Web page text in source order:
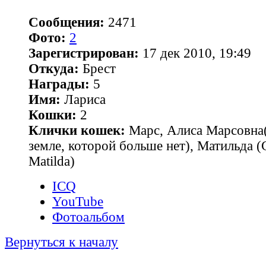
Сообщения: 2471
Фото: 2
Зарегистрирован: 17 дек 2010, 19:49
Откуда: Брест
Награды: 5
Имя: Лариса
Кошки: 2
Клички кошек: Марс, Алиса
земле, которой больше нет), Матильда
Matilda)
ICQ
YouTube
Фотоальбом
Вернуться к началу